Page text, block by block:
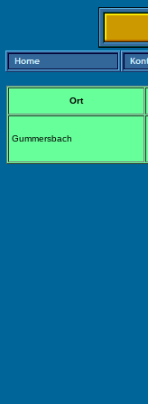
Ort
Gummersbach